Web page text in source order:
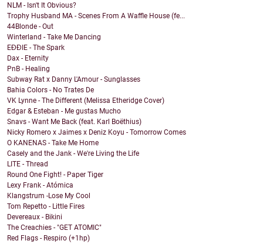
NLM - Isn't It Obvious?
Trophy Husband MA - Scenes From A Waffle House (fe...
44Blonde - Out
Winterland - Take Me Dancing
EĐĐIE - The Spark
Dax - Eternity
PnB - Healing
Subway Rat x Danny L'Amour - Sunglasses
Bahia Colors - No Trates De
VK Lynne - The Different (Melissa Etheridge Cover)
Edgar & Esteban - Me gustas Mucho
Snavs - Want Me Back (feat. Karl Boëthius)
Nicky Romero x Jaimes x Deniz Koyu - Tomorrow Comes
O KANENAS - Take Me Home
Casely and the Jank - We're Living the Life
LITE - Thread
Round One Fight! - Paper Tiger
Lexy Frank - Atómica
Klangstrum -Lose My Cool
Tom Repetto - Little Fires
Devereaux - Bikini
The Creachies - "GET ATOMIC"
Red Flags - Respiro (+1hp)